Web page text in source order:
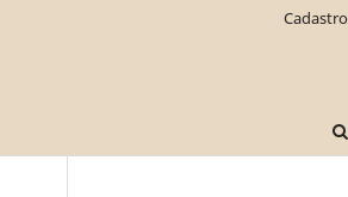
Cadastro